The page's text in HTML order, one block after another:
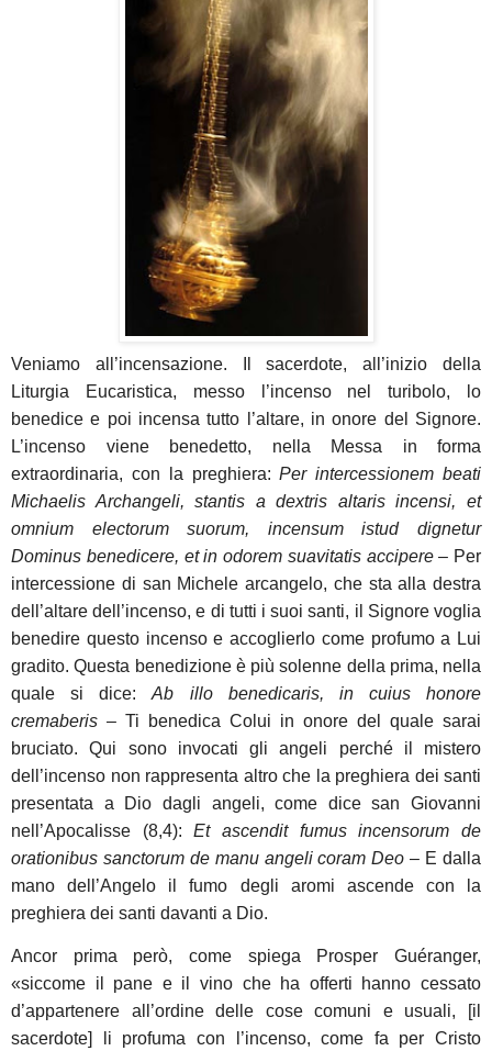
Veniamo all’incensazione. Il sacerdote, all’inizio della
Liturgia Eucaristica, messo l’incenso nel turibolo, lo
benedice e poi incensa tutto l’altare, in onore del Signore.
L’incenso viene benedetto, nella Messa in forma
extraordinaria, con la preghiera:Perintercessionem beati
Michaelis Archangeli, stantis a dextris altaris incensi, et
omnium electorum suorum, incensum istud dignetur
Dominus benedicere, et in odorem suavitatis accipere– Per
intercessione di san Michele arcangelo, che sta alla destra
dell’altare dell’incenso, e di tutti i suoi santi, il Signore voglia
benedire questo incenso e accoglierlo come profumo a Lui
gradito. Questa benedizione è più solenne della prima, nella
quale si dice:Ab illo benedicaris, in cuius honore
cremaberis – Ti benedica Colui in onore del quale sarai
bruciato. Qui sono invocati gli angeli perché il mistero
dell’incenso non rappresenta altro che la preghiera dei santi
presentata a Dio dagli angeli, come dice san Giovanni
nell’Apocalisse (8,4):Et ascendit fumus incensorum de
orationibus sanctorum de manu angeli coram Deo – E dalla
mano dell’Angelo il fumo degli aromi ascende con la
preghiera dei santi davanti a Dio.
Ancor prima però, come spiega Prosper Guéranger,
«siccome il pane e il vino che ha offerti hanno cessato
d’appartenere all’ordine delle cose comuni e usuali, [il
sacerdote] li profuma con l’incenso, come fa per Cristo